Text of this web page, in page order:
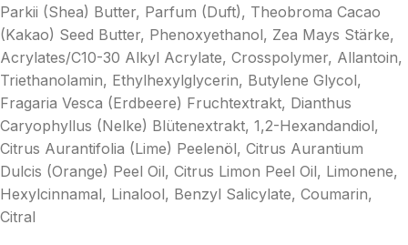
Parkii (Shea) Butter, Parfum (Duft), Theobroma Cacao
(Kakao) Seed Butter, Phenoxyethanol, Zea Mays Stärke,
Acrylates/C10-30 Alkyl Acrylate, Crosspolymer, Allantoin,
Triethanolamin, Ethylhexylglycerin, Butylene Glycol,
Fragaria Vesca (Erdbeere) Fruchtextrakt, Dianthus
Caryophyllus (Nelke) Blütenextrakt, 1,2-Hexandandiol,
Citrus Aurantifolia (Lime) Peelenöl, Citrus Aurantium
Dulcis (Orange) Peel Oil, Citrus Limon Peel Oil, Limonene,
Hexylcinnamal, Linalool, Benzyl Salicylate, Coumarin,
Citral